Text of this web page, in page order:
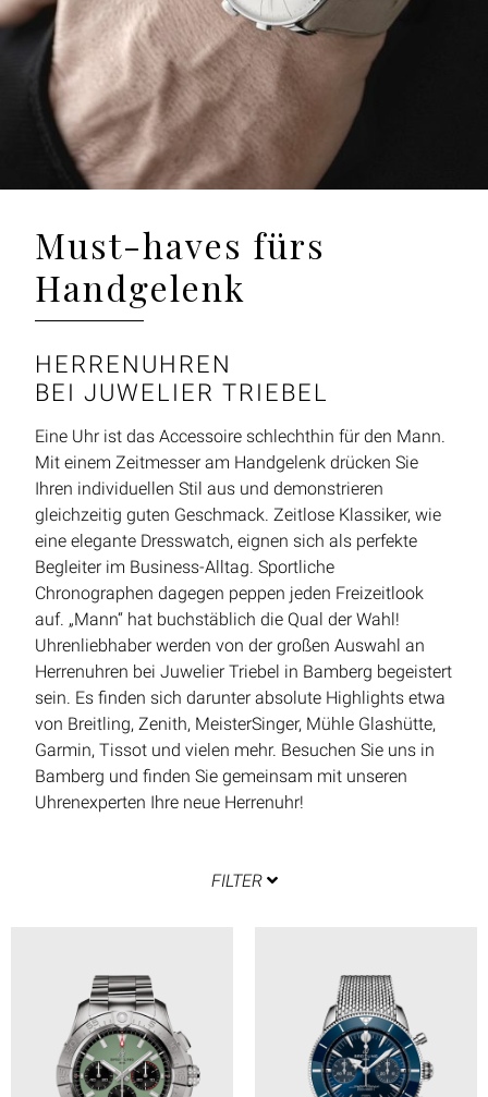
Must-haves fürs
Handgelenk
HERRENUHREN
BEI JUWELIER TRIEBEL
Eine Uhr ist das Accessoire schlechthin für den Mann.
Mit einem Zeitmesser am Handgelenk drücken Sie
Ihren individuellen Stil aus und demonstrieren
gleichzeitig guten Geschmack. Zeitlose Klassiker, wie
eine elegante Dresswatch, eignen sich als perfekte
Begleiter im Business-Alltag. Sportliche
Chronographen dagegen peppen jeden Freizeitlook
auf. „Mann“ hat buchstäblich die Qual der Wahl!
Uhrenliebhaber werden von der großen Auswahl an
Herrenuhren bei Juwelier Triebel in Bamberg begeistert
sein. Es finden sich darunter absolute Highlights etwa
von Breitling, Zenith, MeisterSinger, Mühle Glashütte,
Garmin, Tissot und vielen mehr. Besuchen Sie uns in
Bamberg und finden Sie gemeinsam mit unseren
Uhrenexperten Ihre neue Herrenuhr!
FILTER